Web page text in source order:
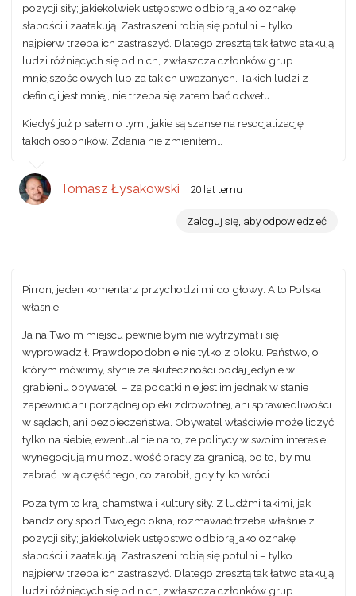
pozycji siły; jakiekolwiek ustępstwo odbiorą jako oznakę
słabości i zaatakują. Zastraszeni robią się potulni – tylko
najpierw trzeba ich zastraszyć. Dlatego zresztą tak łatwo atakują
ludzi różniących się od nich, zwłaszcza członków grup
mniejszościowych lub za takich uważanych. Takich ludzi z
definicji jest mniej, nie trzeba się zatem bać odwetu.
Kiedyś już pisałem o tym , jakie są szanse na resocjalizację
takich osobników. Zdania nie zmieniłem…
Tomasz Łysakowski 20 lat temu
Zaloguj się, aby odpowiedzieć
Pirron, jeden komentarz przychodzi mi do głowy: A to Polska
własnie.
Ja na Twoim miejscu pewnie bym nie wytrzymał i się
wyprowadził. Prawdopodobnie nie tylko z bloku. Państwo, o
którym mówimy, słynie ze skuteczności bodaj jedynie w
grabieniu obywateli – za podatki nie jest im jednak w stanie
zapewnić ani porządnej opieki zdrowotnej, ani sprawiedliwości
w sądach, ani bezpieczeństwa. Obywatel właściwie może liczyć
tylko na siebie, ewentualnie na to, że politycy w swoim interesie
wynegocjują mu mozliwość pracy za granicą, po to, by mu
zabrać lwią część tego, co zarobił, gdy tylko wróci.
Poza tym to kraj chamstwa i kultury siły. Z ludźmi takimi, jak
bandziory spod Twojego okna, rozmawiać trzeba właśnie z
pozycji siły; jakiekolwiek ustępstwo odbiorą jako oznakę
słabości i zaatakują. Zastraszeni robią się potulni – tylko
najpierw trzeba ich zastraszyć. Dlatego zresztą tak łatwo atakują
ludzi różniących się od nich, zwłaszcza członków grup